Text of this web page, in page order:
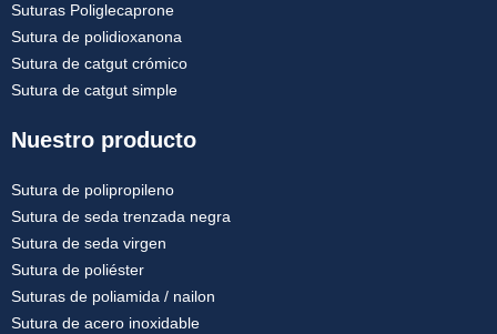
Suturas Poliglecaprone
Sutura de polidioxanona
Sutura de catgut crómico
Sutura de catgut simple
Nuestro producto
Sutura de polipropileno
Sutura de seda trenzada negra
Sutura de seda virgen
Sutura de poliéster
Suturas de poliamida / nailon
Sutura de acero inoxidable